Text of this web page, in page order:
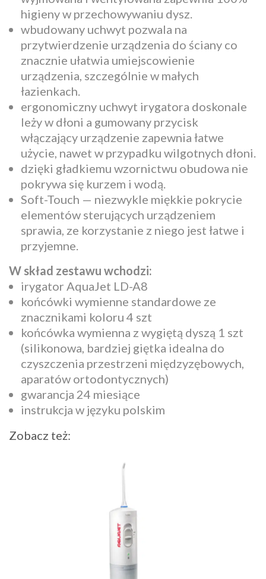
higieny w przechowywaniu dysz.
wbudowany uchwyt pozwala na
przytwierdzenie urządzenia do ściany co
znacznie ułatwia umiejscowienie
urządzenia, szczególnie w małych
łazienkach.
ergonomiczny uchwyt irygatora doskonale
leży w dłoni a gumowany przycisk
włączający urządzenie zapewnia łatwe
użycie, nawet w przypadku wilgotnych dłoni.
dzięki gładkiemu wzornictwu obudowa nie
pokrywa się kurzem i wodą.
Soft-Touch — niezwykle miękkie pokrycie
elementów sterujących urządzeniem
sprawia, ze korzystanie z niego jest łatwe i
przyjemne.
W skład zestawu wchodzi:
irygator AquaJet LD-A8
końcówki wymienne standardowe ze
znacznikami koloru 4 szt
końcówka wymienna z wygiętą dyszą 1 szt
(silikonowa, bardziej giętka idealna do
czyszczenia przestrzeni międzyzębowych,
aparatów ortodontycznych)
gwarancja 24 miesiące
instrukcja w języku polskim
Zobacz też: